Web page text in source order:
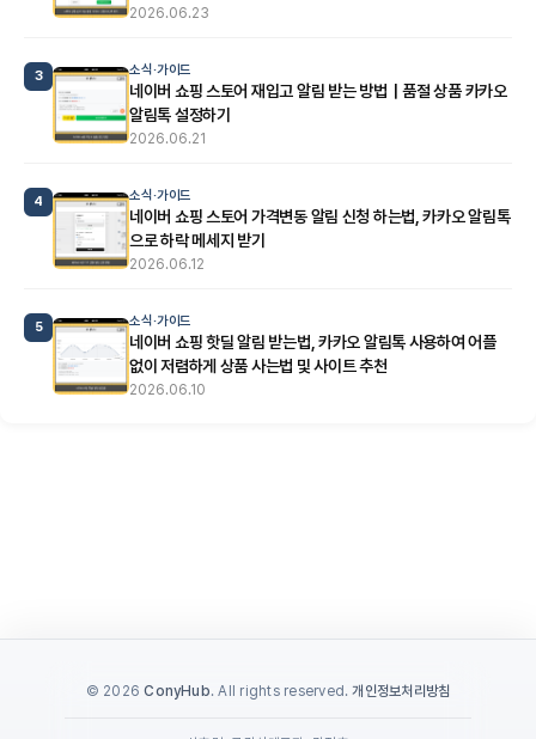
2026.06.23
3 소식·가이드
네이버 쇼핑 스토어 재입고 알림 받는 방법｜품절 상품 카카오
알림톡 설정하기
2026.06.21
4 소식·가이드
네이버 쇼핑 스토어 가격변동 알림 신청 하는법, 카카오 알림톡
으로 하락 메세지 받기
2026.06.12
5 소식·가이드
네이버 쇼핑 핫딜 알림 받는법, 카카오 알림톡 사용하여 어플
없이 저렴하게 상품 사는법 및 사이트 추천
2026.06.10
© 2026ConyHub. All rights reserved.개인정보처리방침